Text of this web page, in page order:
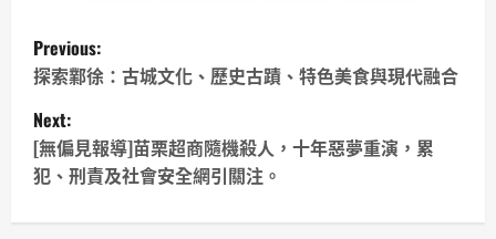
P
o
s
t
n
Previous:
探索鄴徐：古城文化、歷史古蹟、特色美食與現代融合
Next:
[無偏見報導]苗栗超商隨機殺人，十年惡夢重演，累
犯、刑責及社會安全網引關注。